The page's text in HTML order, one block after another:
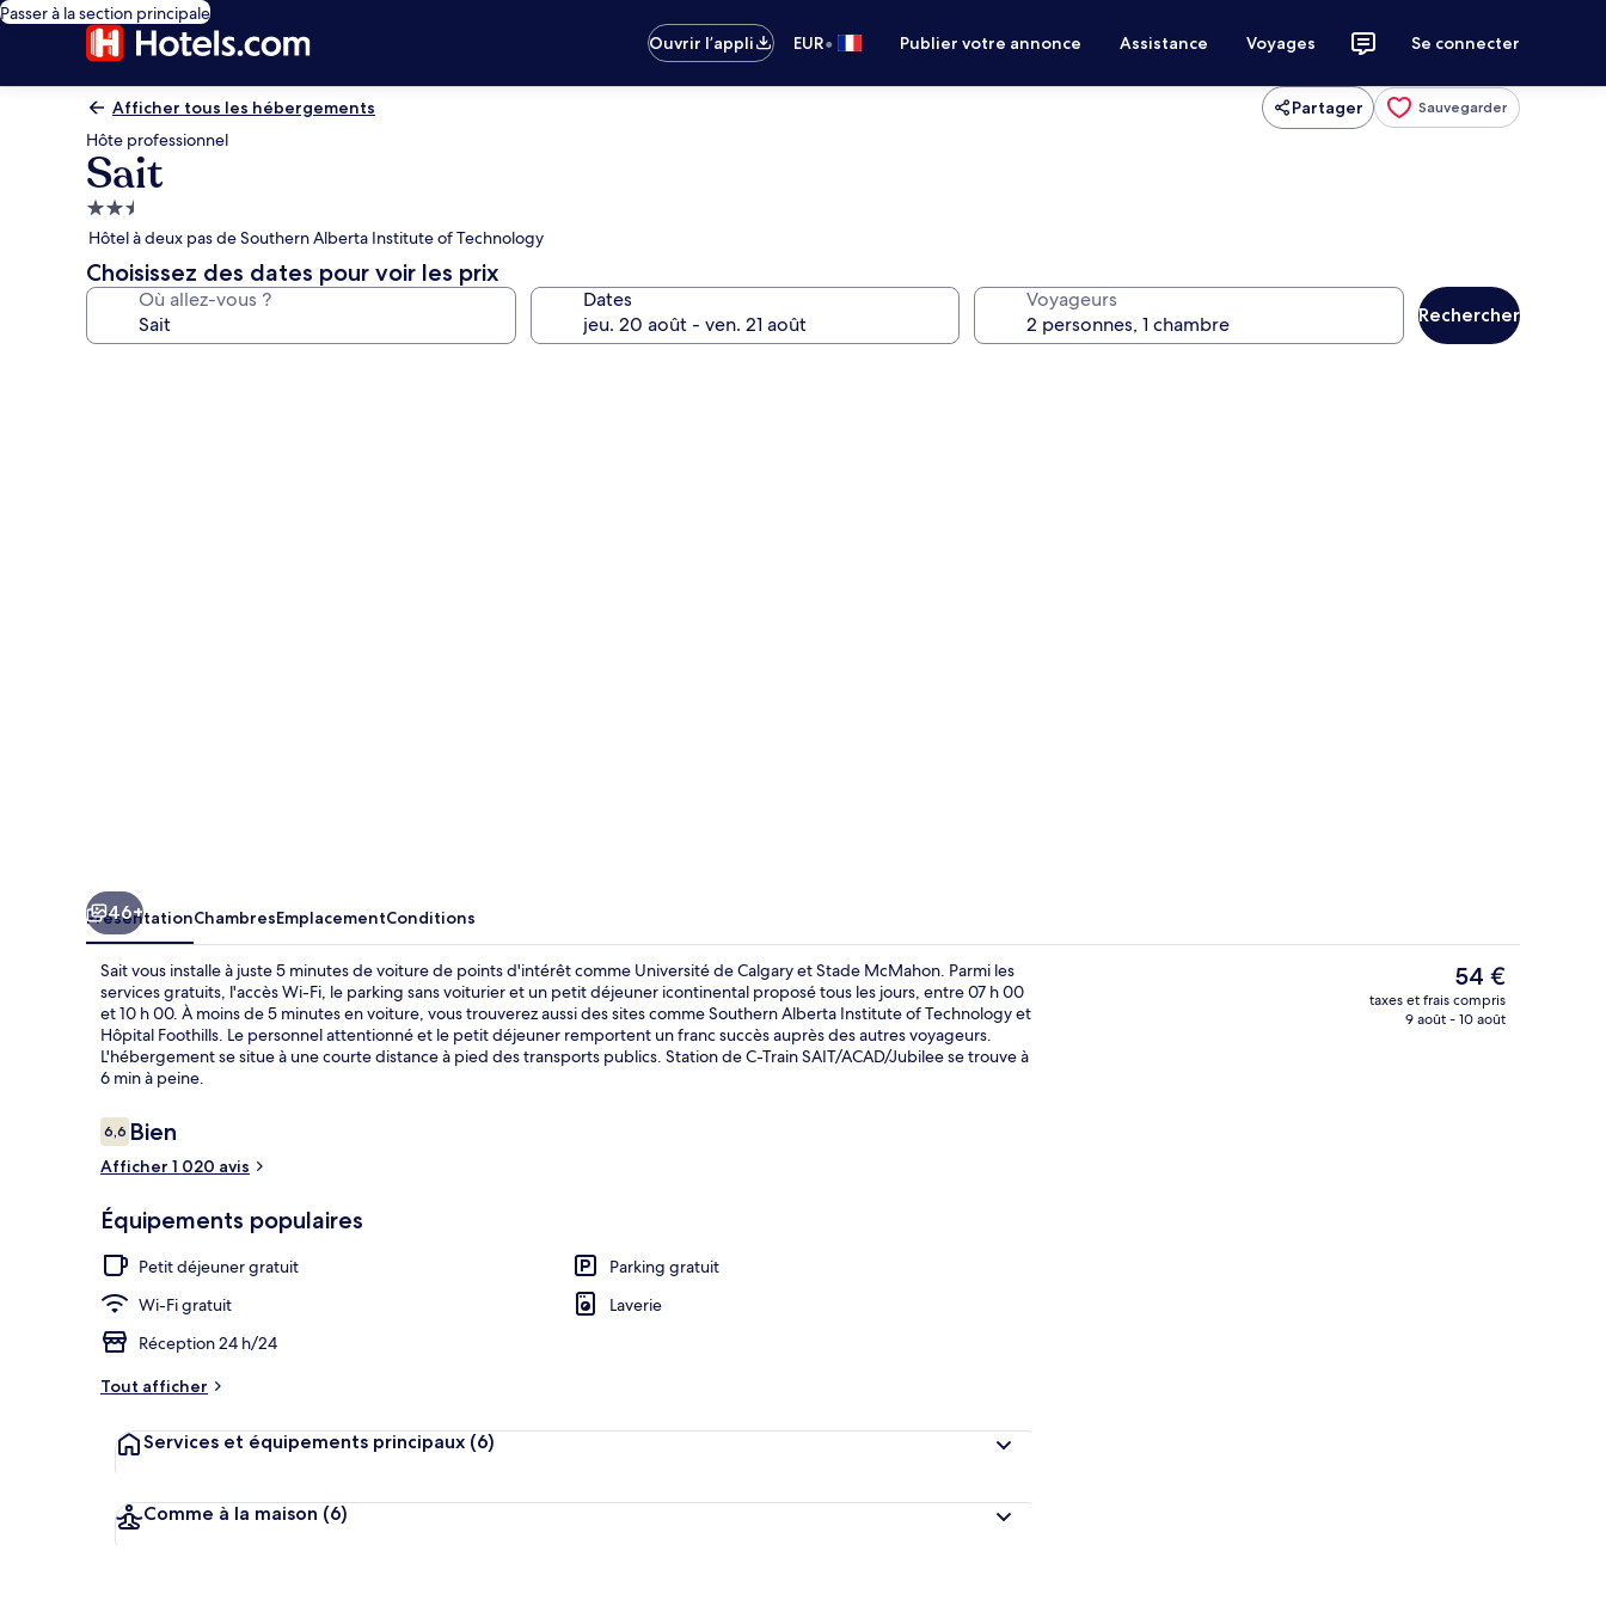
Passer à la section principale
Ouvrir l’appli
EUR• Publier votre annonce Assistance Voyages Se connecter
Afficher tous les hébergements Partager Sauvegarder
Hôte professionnel
Sait
Hébergement
2.5 étoiles
Hôtel à deux pas de Southern Alberta Institute of Technology
Choisissez des dates pour voir les prix
Où allez-vous ? Dates Voyageurs
Rechercher
Façade de l’hébergement
46+
PrésentationChambresEmplacementConditions
Sait vous installe à juste 5 minutes de voiture de points d'intérêt comme Université de Calgary et Stade McMahon. Parmi les
services gratuits, l'accès Wi-Fi, le parking sans voiturier et un petit déjeuner icontinental proposé tous les jours, entre 07 h 00
et 10 h 00. À moins de 5 minutes en voiture, vous trouverez aussi des sites comme Southern Alberta Institute of Technology et
Hôpital Foothills. Le personnel attentionné et le petit déjeuner remportent un franc succès auprès des autres voyageurs.
L'hébergement se situe à une courte distance à pied des transports publics. Station de C-Train SAIT/ACAD/Jubilee se trouve à
6 min à peine.
Avis
voyageurs
6,66,6 sur 10
Bien
Afficher 1 020 avis
Équipements populaires
Petit déjeuner gratuit
Parking gratuit
Wi-Fi gratuit
Laverie
Réception 24 h/24
Tout afficher
Services et équipements principaux (6)
Comme à la maison (6)
Le
prix
actuel
54 €
taxes et frais compris
9 août - 10 août